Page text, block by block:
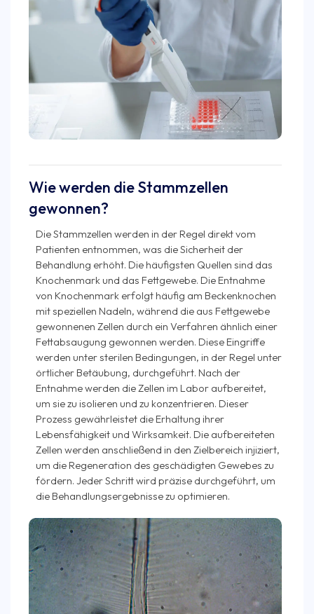
Wie werden die Stammzellen
gewonnen?
Die Stammzellen werden in der Regel direkt vom
Patienten entnommen, was die Sicherheit der
Behandlung erhöht. Die häufigsten Quellen sind das
Knochenmark und das Fettgewebe. Die Entnahme
von Knochenmark erfolgt häufig am Beckenknochen
mit speziellen Nadeln, während die aus Fettgewebe
gewonnenen Zellen durch ein Verfahren ähnlich einer
Fettabsaugung gewonnen werden. Diese Eingriffe
werden unter sterilen Bedingungen, in der Regel unter
örtlicher Betäubung, durchgeführt. Nach der
Entnahme werden die Zellen im Labor aufbereitet,
um sie zu isolieren und zu konzentrieren. Dieser
Prozess gewährleistet die Erhaltung ihrer
Lebensfähigkeit und Wirksamkeit. Die aufbereiteten
Zellen werden anschließend in den Zielbereich injiziert,
um die Regeneration des geschädigten Gewebes zu
fördern. Jeder Schritt wird präzise durchgeführt, um
die Behandlungsergebnisse zu optimieren.